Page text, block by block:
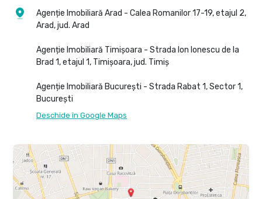
Agenție Imobiliară Arad - Calea Romanilor 17-19, etajul 2,
Arad, jud. Arad
Agenție Imobiliară Timișoara - Strada Ion Ionescu de la
Brad 1, etajul 1, Timișoara, jud. Timiș
Agenție Imobiliară București - Strada Rabat 1, Sector 1,
București
Deschide în Google Maps